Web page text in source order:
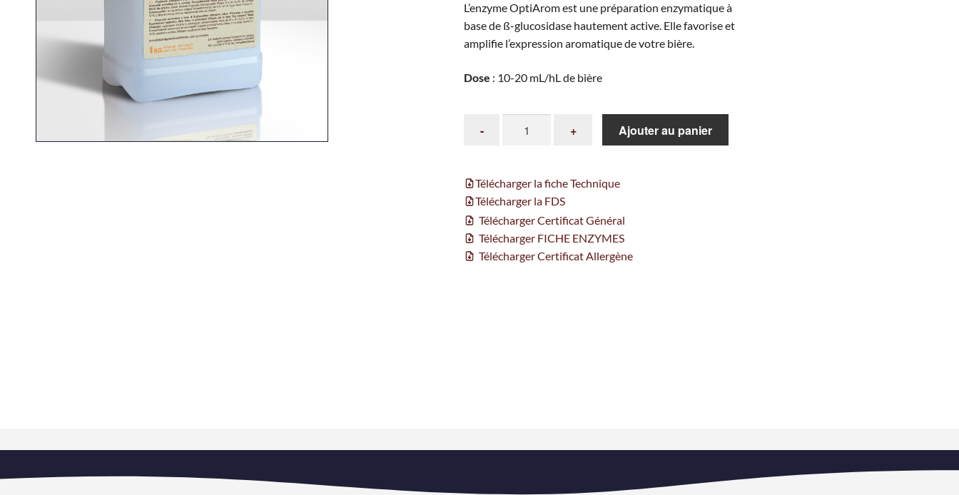
L’enzyme OptiArom est une préparation enzymatique à
base de ß-glucosidase hautement active. Elle favorise et
amplifie l’expression aromatique de votre bière.
Dose : 10-20 mL/hL de bière
Ajouter au panier
Télécharger la fiche Technique
Télécharger la FDS
Télécharger Certificat Général
Télécharger FICHE ENZYMES
Télécharger Certificat Allergène